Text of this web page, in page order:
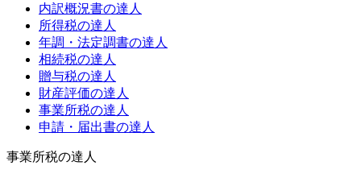
内訳概況書の達人
所得税の達人
年調・法定調書の達人
相続税の達人
贈与税の達人
財産評価の達人
事業所税の達人
申請・届出書の達人
事業所税の達人